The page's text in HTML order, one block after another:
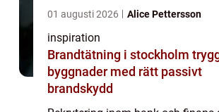
01 augusti 2026 Alice Pettersson
inspiration
Brandtätning i stockholm tryggare
byggnader med rätt passivt
brandskydd